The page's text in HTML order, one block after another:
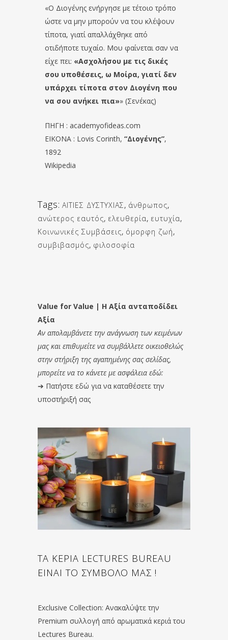
«Ο Διογένης ενήργησε με τέτοιο τρόπο
ώστε να μην μπορούν να του κλέψουν
τίποτα, γιατί απαλλάχθηκε από
οτιδήποτε τυχαίο. Μου φαίνεται σαν να
είχε πει: «Ασχολήσου με τις δικές
σου υποθέσεις, ω Μοίρα, γιατί δεν
υπάρχει τίποτα στον Διογένη που
να σου ανήκει πια»» (Σενέκας)
ΠΗΓΗ : academyofideas.com
EIKONA : Lovis Corinth, “Διογένης”,
1892
Wikipedia
Tags: ΑΙΤΙΕΣ ΔΥΣΤΥΧΙΑΣ, άνθρωπος,
ανώτερος εαυτός, ελευθερία, ευτυχία,
Κοινωνικές Συμβάσεις, όμορφη ζωή,
συμβιβασμός, φιλοσοφία
Value for Value | Η Αξία ανταποδίδει
Αξία
Αν απολαμβάνετε την ανάγνωση των κειμένων
μας και επιθυμείτε να συμβάλλετε οικειοθελώς
στην στήριξη της αγαπημένης σας σελίδας,
μπορείτε να το κάνετε με ασφάλεια εδώ:
➔ Πατήστε εδώ για να καταθέσετε την
υποστήριξή σας
ΤΑ ΚΕΡΙΑ LECTURES BUREAU
ΕΙΝΑΙ ΤΟ ΣΥΜΒΟΛΟ ΜΑΣ !
Exclusive Collection: Ανακαλύψτε την
Premium συλλογή από αρωματικά κεριά του
Lectures Bureau.